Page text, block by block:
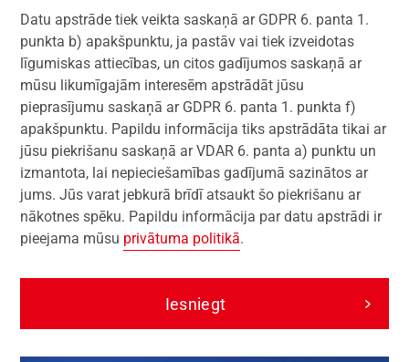
Datu apstrāde tiek veikta saskaņā ar GDPR 6. panta 1.
punkta b) apakšpunktu, ja pastāv vai tiek izveidotas
līgumiskas attiecības, un citos gadījumos saskaņā ar
mūsu likumīgajām interesēm apstrādāt jūsu
pieprasījumu saskaņā ar GDPR 6. panta 1. punkta f)
apakšpunktu. Papildu informācija tiks apstrādāta tikai ar
jūsu piekrišanu saskaņā ar VDAR 6. panta a) punktu un
izmantota, lai nepieciešamības gadījumā sazinātos ar
jums. Jūs varat jebkurā brīdī atsaukt šo piekrišanu ar
nākotnes spēku. Papildu informācija par datu apstrādi ir
pieejama mūsu privātuma politikā.
Iesniegt